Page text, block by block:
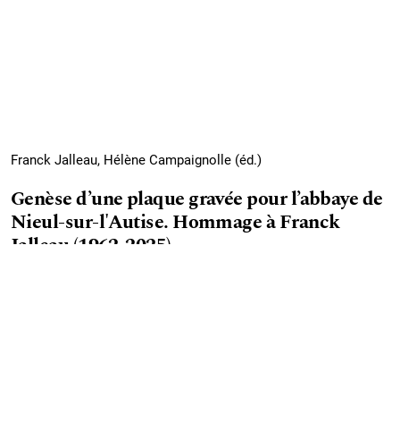
Franck Jalleau, Hélène Campaignolle (éd.)
Genèse d’une plaque gravée pour l’abbaye de
Nieul-sur-l'Autise. Hommage à Franck
Jalleau (1962-2025)